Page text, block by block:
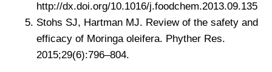
http://dx.doi.org/10.1016/j.foodchem.2013.09.135
Stohs SJ, Hartman MJ. Review of the safety and
efficacy of Moringa oleifera. Phyther Res.
2015;29(6):796–804.